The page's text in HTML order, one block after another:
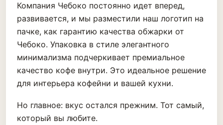
Компания Чебоко постоянно идет вперед,
развивается, и мы разместили наш логотип на
пачке, как гарантию качества обжарки от
Чебоко. Упаковка в стиле элегантного
минимализма подчеркивает премиальное
качество кофе внутри. Это идеальное решение
для интерьера кофейни и вашей кухни.
Но главное: вкус остался прежним. Тот самый,
который вы любите.